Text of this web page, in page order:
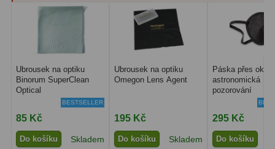
Astronomické 44
Sportovní
Kapesní
Divadelní
Ubrousek na optiku
Binorum SuperClean
Optical
BESTSELLER
85 Kč
Do košíku Skladem
Ubrousek na optiku
Omegon Lens Agent
195 Kč
Do košíku Skladem
Páska přes oko
astronomická
pozorování
295 Kč
Do košíku